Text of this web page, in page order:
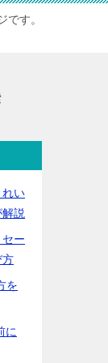
です。
れい
説
ー
方
を
に